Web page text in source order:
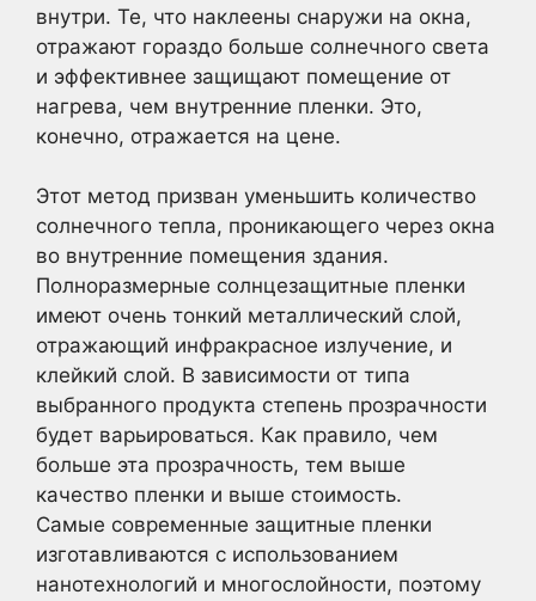
внутри. Те, что наклеены снаружи на окна,
отражают гораздо больше солнечного света
и эффективнее защищают помещение от
нагрева, чем внутренние пленки. Это,
конечно, отражается на цене.
Этот метод призван уменьшить количество
солнечного тепла, проникающего через окна
во внутренние помещения здания.
Полноразмерные солнцезащитные пленки
имеют очень тонкий металлический слой,
отражающий инфракрасное излучение, и
клейкий слой. В зависимости от типа
выбранного продукта степень прозрачности
будет варьироваться. Как правило, чем
больше эта прозрачность, тем выше
качество пленки и выше стоимость.
Самые современные защитные пленки
изготавливаются с использованием
нанотехнологий и многослойности, поэтому